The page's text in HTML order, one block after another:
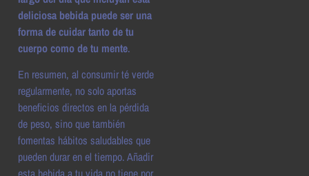
deliciosa bebida puede ser una
forma de cuidar tanto de tu
cuerpo como de tu mente.
En resumen, al consumir té verde
regularmente, no solo aportas
beneficios directos en la pérdida
de peso, sino que también
fomentas hábitos saludables que
pueden durar en el tiempo. Añadir